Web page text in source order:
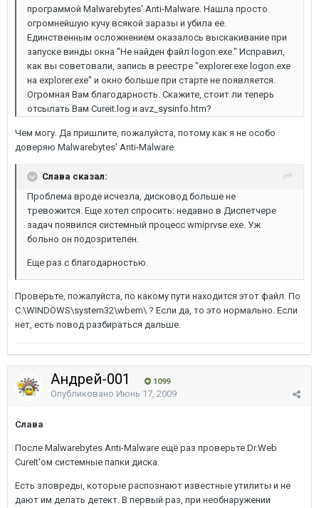
программой Malwarebytes' Anti-Malware. Нашла просто
огромнейшую кучу всякой заразы и убила ее.
Единственным осложнением оказалось выскакивание при
запуске винды окна "Не найден файл logon.exe." Исправил,
как вы советовали, запись в реестре "explorer.exe logon.exe
на explorer.exe" и окно больше при старте не появляется.
Огромная Вам благодарность. Скажите, стоит ли теперь
отсылать Вам Cureit.log и avz_sysinfo.htm?
Чем могу. Да пришлите, пожалуйста, потому как я не особо
доверяю Malwarebytes' Anti-Malware.
Слава сказал:
Проблема вроде исчезла, дисковод больше не
тревожится. Еще хотел спросить: недавно в Диспетчере
задач появился системный процесс wmiprvse.exe. Уж
больно он подозрителен.
Еще раз с благодарностью.
Проверьте, пожалуйста, по какому пути находится этот файл. По
C:\WINDOWS\system32\wbem\ ? Если да, то это нормально. Если
нет, есть повод разбираться дальше.
Андрей-001 1099
Опубликовано Июнь 17, 2009
Слава
После Malwarebytes Anti-Malware ещё раз проверьте Dr.Web
CureIt'ом системные папки диска.
Есть зловреды, которые распознают известные утилиты и не
дают им делать детект. В первый раз, при необнаружении